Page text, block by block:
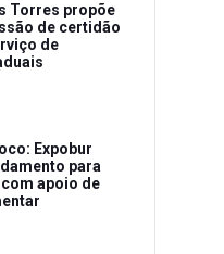
Torres propõe
de certidão
de
Expobur
para
apoio de